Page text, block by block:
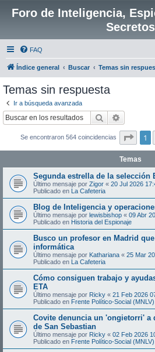
Foro de Inteligencia,
Secretos
FAQ
Índice general Buscar Temas sin
Temas sin respuesta
Ir a búsqueda avanzada
Buscar
Se encontraron 564 coincidencias 1
Temas
Segunda estrella de la selección
Último mensaje por Zigor « 20 Jul 2026
Publicado en La Cafeteria
Blog de Inteligencia y
Último mensaje por lewisbishop « 09 Abr
Publicado en Historia del Espionaje
Busco un profesor en Madrid
informática
Último mensaje por Kathariana « 25 Mar
Publicado en La Cafeteria
Cómo consiguen trabajo y
ETA
Último mensaje por Ricky « 21 Feb 2026
Publicado en Frente Político-Social (MNLV)
Covite denuncia un 'ongietorri' a
de San Sebastian
Último mensaje por Ricky « 02 Feb 2026
Publicado en Frente Político-Social (MNLV)